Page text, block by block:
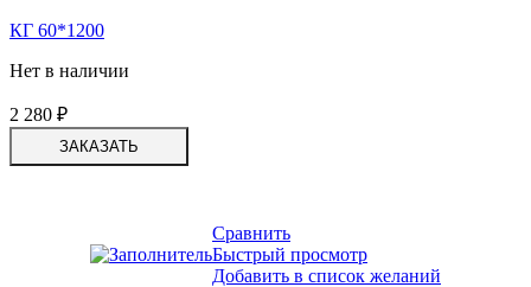
КГ 60*1200
Нет в наличии
2 280 ₽
ЗАКАЗАТЬ
Сравнить
Быстрый просмотр
Добавить в список желаний